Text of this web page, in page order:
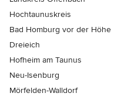
Hochtaunuskreis
Bad Homburg vor der Höhe
Dreieich
Hofheim am Taunus
Neu-Isenburg
Mörfelden-Walldorf